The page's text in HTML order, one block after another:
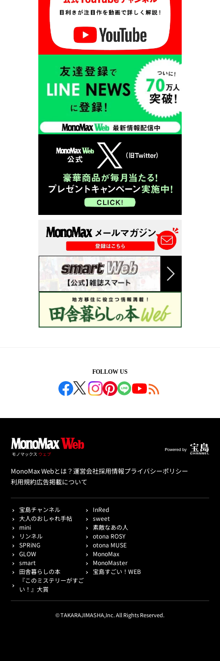
FOLLOW US
MonoMax Webとは？運営会社採用情報プライバシーポリシー
利用規約広告掲載について
宝島チャンネル
InRed
大人のおしゃれ手帖
sweet
mini
素敵なあの人
リンネル
otona ROSY
SPRiNG
otona MUSE
GLOW
MonoMax
smart
MonoMaster
田舎暮らしの本
宝島すごい！WEB
『このミステリーがすご
い！』大賞
© TAKARAJIMASHA,Inc. All Rights Reserved.